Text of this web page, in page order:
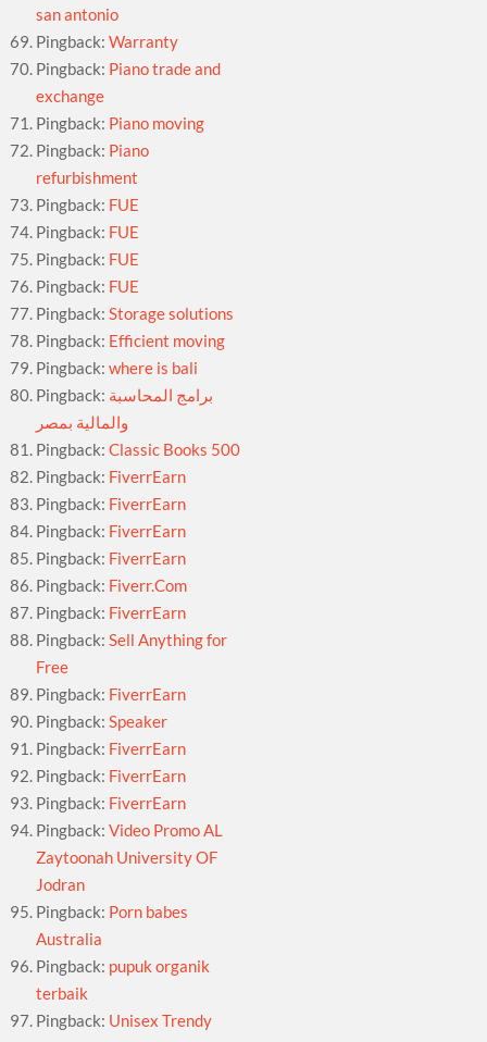
san antonio
Pingback:Warranty
Pingback: Piano trade and
exchange
Pingback: Piano moving
Pingback: Piano
refurbishment
Pingback: FUE
Pingback: FUE
Pingback: FUE
Pingback: FUE
Pingback:Storage solutions
Pingback: Efficient moving
Pingback:where is bali
Pingback: برامج المحاسبة
والمالية بمصر
Pingback:Classic Books 500
Pingback: FiverrEarn
Pingback: FiverrEarn
Pingback: FiverrEarn
Pingback: FiverrEarn
Pingback: Fiverr.Com
Pingback: FiverrEarn
Pingback:Sell Anything for
Free
Pingback: FiverrEarn
Pingback:Speaker
Pingback: FiverrEarn
Pingback: FiverrEarn
Pingback: FiverrEarn
Pingback:Video Promo AL
Zaytoonah University OF
Jodran
Pingback: Porn babes
Australia
Pingback: pupuk organik
terbaik
Pingback: Unisex Trendy